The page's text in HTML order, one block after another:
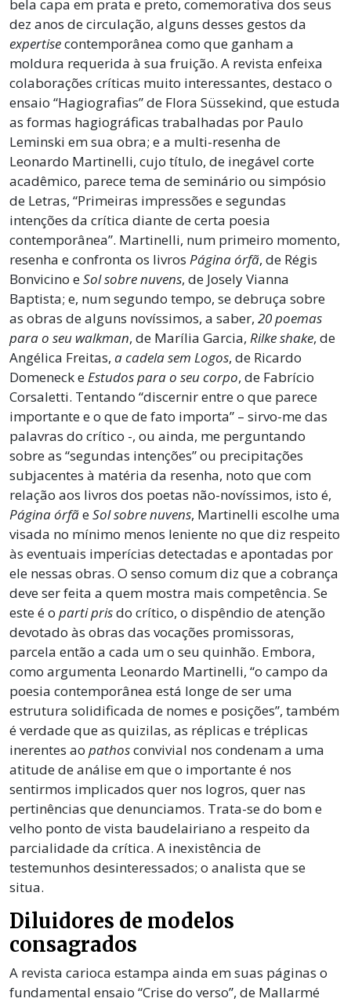
bela capa em prata e preto, comemorativa dos seus
dez anos de circulação, alguns desses gestos da
expertisecontemporânea como que ganham a
moldura requerida à sua fruição. A revista enfeixa
colaborações críticas muito interessantes, destaco o
ensaio “Hagiografias” de Flora Süssekind, que estuda
as formas hagiográficas trabalhadas por Paulo
Leminski em sua obra; e a multi-resenha de
Leonardo Martinelli, cujo título, de inegável corte
acadêmico, parece tema de seminário ou simpósio
de Letras, “Primeiras impressões e segundas
intenções da crítica diante de certa poesia
contemporânea”. Martinelli, num primeiro momento,
resenha e confronta os livros Página órfã, de Régis
Bonvicino eSol sobre nuvens, de Josely Vianna
Baptista; e, num segundo tempo, se debruça sobre
as obras de alguns novíssimos, a saber, 20 poemas
para o seu walkman, de Marília Garcia, Rilke shake, de
Angélica Freitas, a cadela sem Logos, de Ricardo
Domeneck eEstudos para o seu corpo, de Fabrício
Corsaletti. Tentando “discernir entre o que parece
importante e o que de fato importa” – sirvo-me das
palavras do crítico -, ou ainda, me perguntando
sobre as “segundas intenções” ou precipitações
subjacentes à matéria da resenha, noto que com
relação aos livros dos poetas não-novíssimos, isto é,
Página órfãeSol sobre nuvens, Martinelli escolhe uma
visada no mínimo menos leniente no que diz respeito
às eventuais imperícias detectadas e apontadas por
ele nessas obras. O senso comum diz que a cobrança
deve ser feita a quem mostra mais competência. Se
este é o parti prisdo crítico, o dispêndio de atenção
devotado às obras das vocações promissoras,
parcela então a cada um o seu quinhão. Embora,
como argumenta Leonardo Martinelli, “o campo da
poesia contemporânea está longe de ser uma
estrutura solidificada de nomes e posições”, também
é verdade que as quizilas, as réplicas e tréplicas
inerentes ao pathosconvivial nos condenam a uma
atitude de análise em que o importante é nos
sentirmos implicados quer nos logros, quer nas
pertinências que denunciamos. Trata-se do bom e
velho ponto de vista baudelairiano a respeito da
parcialidade da crítica. A inexistência de
testemunhos desinteressados; o analista que se
situa.
Diluidores de modelos
consagrados
A revista carioca estampa ainda em suas páginas o
fundamental ensaio “Crise do verso”, de Mallarmé